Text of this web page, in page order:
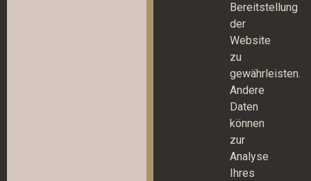
Bereitstellung
der
Website
zu
gewährleisten.
Andere
Daten
können
zur
Analyse
Ihres